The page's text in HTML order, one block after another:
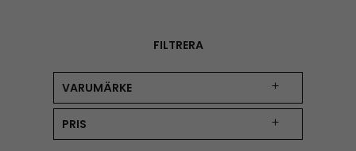
FILTRERA
VARUMÄRKE
PRIS